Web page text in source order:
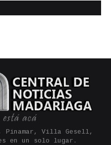
Pinamar, Villa Gesell,
en un solo lugar.